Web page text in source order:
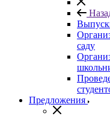
саду
Предложения